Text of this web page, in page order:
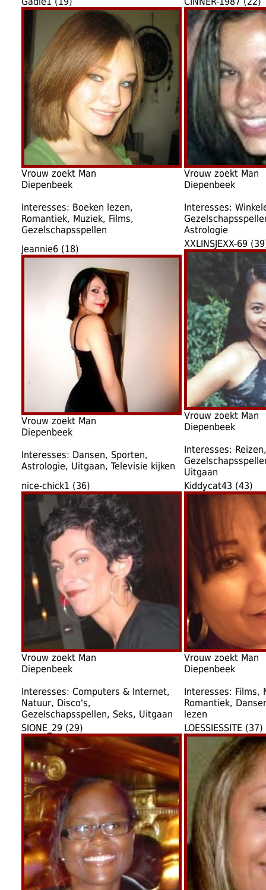
Vrouw zoekt Man
Diepenbeek
Interesses: Boeken lezen,
Romantiek, Muziek, Films,
Gezelschapsspellen
Vrouw zoekt Man
Diepenbeek
Interesses:
Astrologie
Jeannie6 (18)
Vrouw zoekt Man
Diepenbeek
Interesses: Dansen, Sporten,
Astrologie, Uitgaan, Televisie kijken
XXLINSJEXX-69
Vrouw zoekt Man
Diepenbeek
Interesses:
Uitgaan
nice-chick1 (36)
Vrouw zoekt Man
Diepenbeek
Interesses: Computers & Internet,
Natuur, Disco's,
Gezelschapsspellen, Seks, Uitgaan
Kiddycat43 (43)
Vrouw zoekt Man
Diepenbeek
Interesses: Films,
Romantiek,
lezen
SIONE_29 (29)
LOESSIESSITE (37)